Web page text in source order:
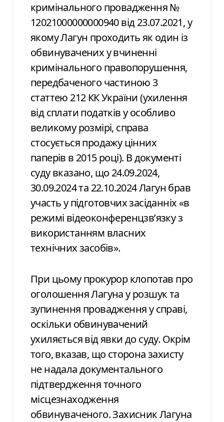
кримінального провадження №
12021000000000940 від 23.07.2021, у
якому Лагун проходить як один із
обвинувачених у вчиненні
кримінального правопорушення,
передбаченого частиною 3
статтею 212 КК України (ухилення
від сплати податків у особливо
великому розмірі, справа
стосується продажу цінних
паперів в 2015 році). В документі
суду вказано, що 24.09.2024,
30.09.2024 та 22.10.2024 Лагун брав
участь у підготовчих засіданніх «в
режимі відеоконференцзвʼязку з
використанням власних
технічних засобів».
При цьому прокурор клопотав про
оголошення Лагуна у розшук та
зупинення провадження у справі,
оскільки обвинувачений
ухиляється від явки до суду. Окрім
того, вказав, що сторона захисту
не надала документального
підтвердження точного
місцезнаходження
обвинуваченого. Захисник Лагуна